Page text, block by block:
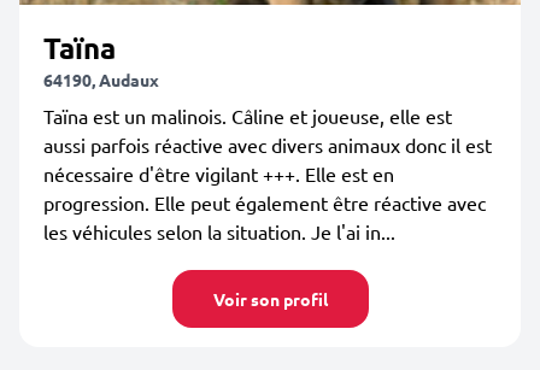
Taïna
64190, Audaux
Taïna est un malinois. Câline et joueuse, elle est
aussi parfois réactive avec divers animaux donc il est
nécessaire d'être vigilant +++. Elle est en
progression. Elle peut également être réactive avec
les véhicules selon la situation. Je l'ai in...
Voir son profil